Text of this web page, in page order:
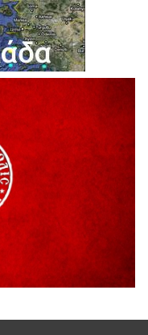
ΠΡΩΤΕΑ
Ταξιάρχη προς κ.
ύδρευσης
συναυλία
ταινία «Μικρές
για κλοπή